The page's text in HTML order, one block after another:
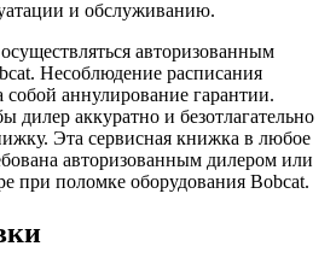
и обслуживанию.
авторизованным
Несоблюдение расписания
собой аннулирование гарантии.
дилер аккуратно и безотлагательно
Эта сервисная книжка в любое
авторизованным дилером или
при поломке оборудования Bobcat.